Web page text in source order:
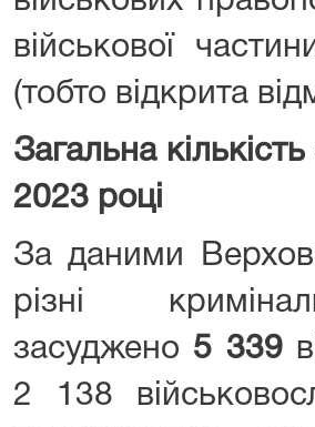
військової
(тобто відкрита
Загальна
2023 році
За даними
різні
засуджено 5 339
2 138